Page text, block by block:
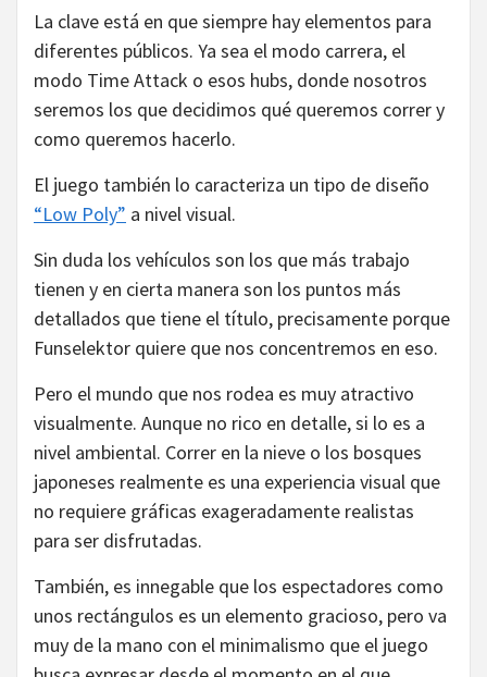
La clave está en que siempre hay elementos para
diferentes públicos. Ya sea el modo carrera, el
modo Time Attack o esos hubs, donde nosotros
seremos los que decidimos qué queremos correr y
como queremos hacerlo.
El juego también lo caracteriza un tipo de diseño
“Low Poly” a nivel visual.
Sin duda los vehículos son los que más trabajo
tienen y en cierta manera son los puntos más
detallados que tiene el título, precisamente porque
Funselektor quiere que nos concentremos en eso.
Pero el mundo que nos rodea es muy atractivo
visualmente. Aunque no rico en detalle, si lo es a
nivel ambiental. Correr en la nieve o los bosques
japoneses realmente es una experiencia visual que
no requiere gráficas exageradamente realistas
para ser disfrutadas.
También, es innegable que los espectadores como
unos rectángulos es un elemento gracioso, pero va
muy de la mano con el minimalismo que el juego